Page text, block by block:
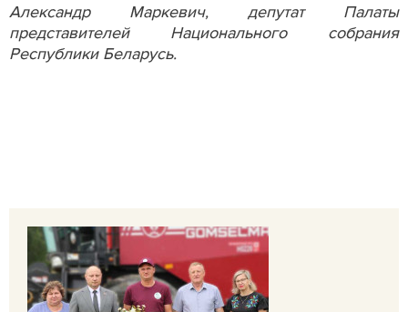
Александр Маркевич, депутат Палаты
представителей Национального собрания
Республики Беларусь.